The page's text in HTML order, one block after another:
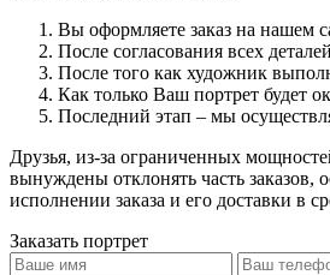
Вы оформляете заказ на нашем
После согласования всех
После того как художник
Как только Ваш портрет будет
Последний этап – мы
Друзья, из-за ограниченных
вынуждены отклонять часть заказов,
исполнении заказа и его доставки в
Заказать портрет